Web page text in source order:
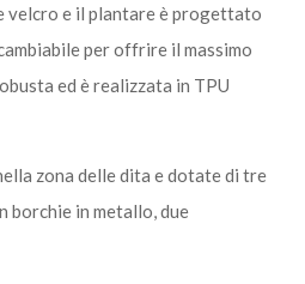
velcro e il plantare è progettato
per offrire il massimo
ed è realizzata in TPU
zona delle dita e dotate di tre
borchie in metallo, due